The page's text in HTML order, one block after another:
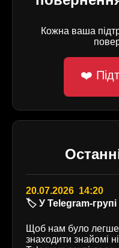
Кожна ваша
❤️
20.07.2026 14:20
🏷️ У Telegram-групі
Щоб нам було легше
знаходити знайомі